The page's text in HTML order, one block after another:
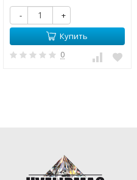
-
+
Купить
0